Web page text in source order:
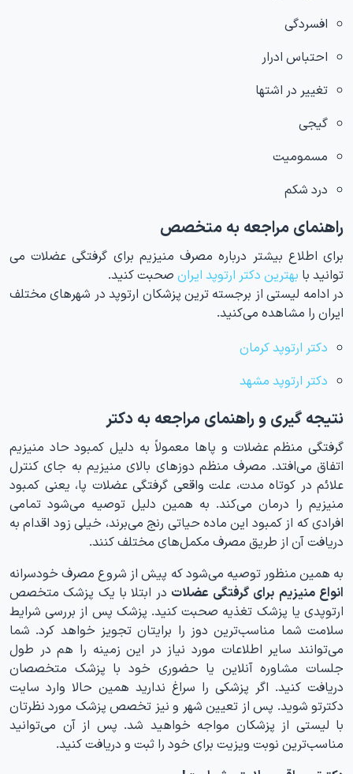
افسردگی
احتباس ادرار
تغییر در اشتها
گیجی
مسمومیت
درد شکم
راهنمای مراجعه به متخصص
برای اطلاع بیشتر درباره مصرف منیزیم برای گرفتگی عضلات می
توانید با بهترین دکتر ارتوپد ایران صحبت کنید.
در ادامه لیستی از برجسته ترین پزشکان ارتوپد در شهرهای مختلف
ایران را مشاهده می‌کنید.
دکتر ارتوپد کرمان
دکتر ارتوپد مشهد
نتیجه گیری و راهنمای مراجعه به دکتر
گرفتگی منظم عضلات و پاها معمولاً به دلیل کمبود حاد منیزیم
اتفاق می‌افتد. مصرف منظم دوزهای بالای منیزیم به جای کنترل
علائم در کوتاه مدت، علت واقعی گرفتگی عضلات پا، یعنی کمبود
منیزیم را درمان می‌کند. به همین دلیل توصیه می‌شود تمامی
افرادی که از کمبود این ماده حیاتی رنج می‌برند، خیلی زود اقدام به
دریافت آن از طریق مصرف مکمل‌های مختلف کنند.
به همین منظور توصیه می‌شود که پیش از شروع مصرف خودسرانه
انواع منیزیم برای گرفتگی عضلات در ابتلا با یک پزشک متخصص
ارتوپدی یا پزشک تغذیه صحبت کنید. پزشک پس از بررسی شرایط
سلامت شما مناسب‌ترین دوز را برایتان تجویز خواهد کرد. شما
می‌توانند سایر اطلاعات مورد نیاز در این زمینه را هم در طول
جلسات مشاوره آنلاین یا حضوری خود با پزشک متخصصان
دریافت کنید. اگر پزشکی را سراغ ندارید همین حالا وارد سایت
دکترتو شوید. پس از تعیین شهر و نیز تخصص پزشک مورد نظرتان
با لیستی از پزشکان مواجه خواهید شد. پس از آن می‌توانید
مناسب‌ترین نوبت ویزیت برای خود را ثبت و دریافت کنید.